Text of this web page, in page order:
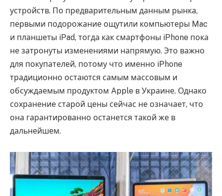
устройств. По предварительным данным рынка,
первыми подорожание ощутили компьютеры Mac
и планшеты iPad, тогда как смартфоны iPhone пока
не затронуты изменениями напрямую. Это важно
для покупателей, потому что именно iPhone
традиционно остаются самым массовым и
обсуждаемым продуктом Apple в Украине. Однако
сохранение старой цены сейчас не означает, что
она гарантированно останется такой же в
дальнейшем.